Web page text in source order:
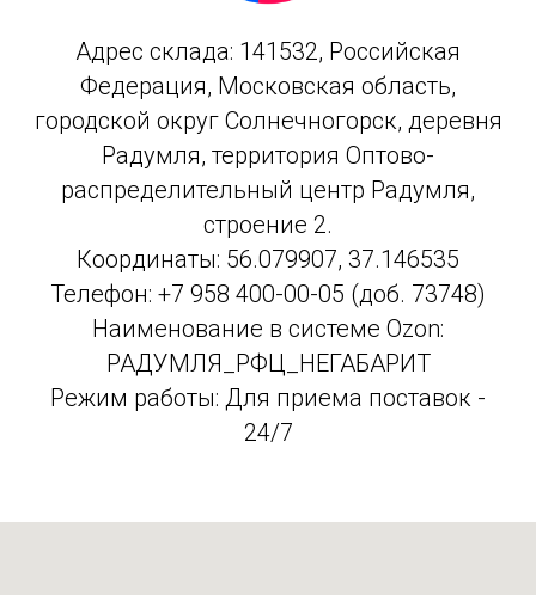
Адрес склада: 141532, Российская
Федерация, Московская область,
городской округ Солнечногорск, деревня
Радумля, территория Оптово-
распределительный центр Радумля,
строение 2.
Координаты: 56.079907, 37.146535
Телефон: +7 958 400-00-05 (доб. 73748)
Наименование в системе Ozon:
РАДУМЛЯ_РФЦ_НЕГАБАРИТ
Режим работы: Для приема поставок -
24/7